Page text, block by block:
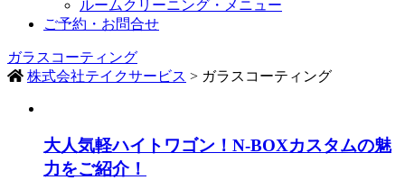
ルームクリーニング・メニュー
ご予約・お問合せ
ガラスコーティング
株式会社テイクサービス > ガラスコーティング
大人気軽ハイトワゴン！N-BOXカスタムの魅
力をご紹介！